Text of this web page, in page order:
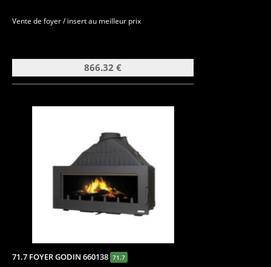
Vente de foyer / insert au meilleur prix
866.32 €
71.7 FOYER GODIN 660138 71.7